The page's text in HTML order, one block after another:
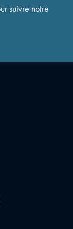
suivre notre